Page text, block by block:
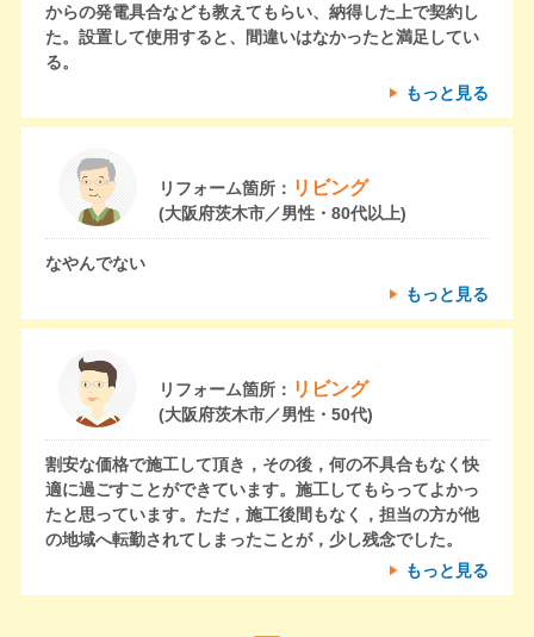
からの発電具合なども教えてもらい、納得した上で契約し
た。設置して使用すると、間違いはなかったと満足してい
る。
もっと見る
リフォーム箇所： リビング
(大阪府茨木市／男性・80代以上)
なやんでない
もっと見る
リフォーム箇所： リビング
(大阪府茨木市／男性・50代)
割安な価格で施工して頂き，その後，何の不具合もなく快
適に過ごすことができています。施工してもらってよかっ
たと思っています。ただ，施工後間もなく，担当の方が他
の地域へ転勤されてしまったことが，少し残念でした。
もっと見る